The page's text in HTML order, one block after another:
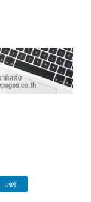
แชร์